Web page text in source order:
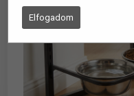
Elfogadom